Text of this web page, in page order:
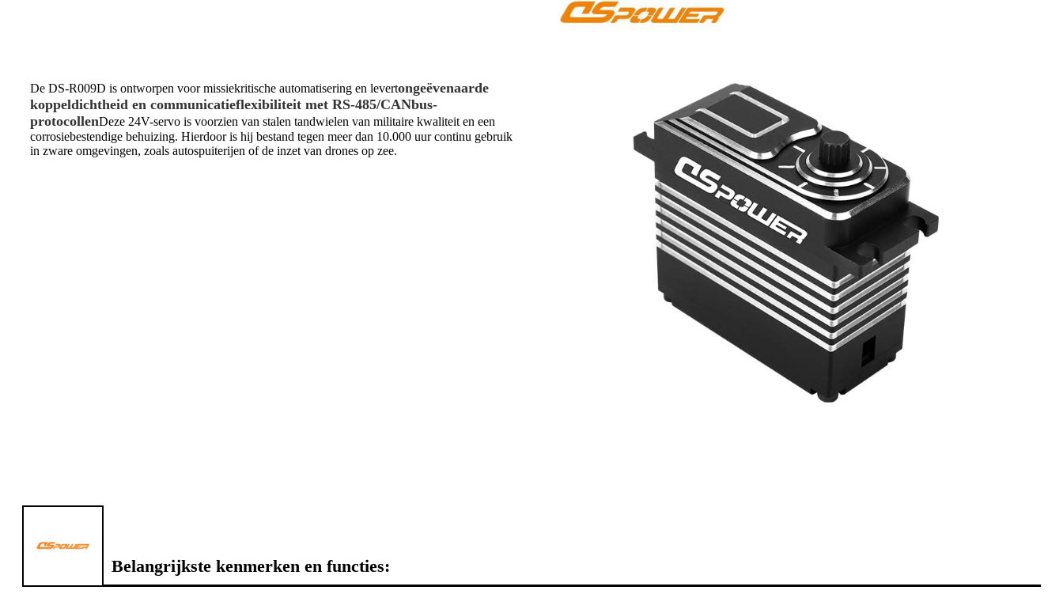
De DS-R009D is ontworpen voor missiekritische automatisering en levertongeëvenaarde
koppeldichtheid en communicatieflexibiliteit met RS-485/CANbus-
protocollenDeze 24V-servo is voorzien van stalen tandwielen van militaire kwaliteit en een
corrosiebestendige behuizing. Hierdoor is hij bestand tegen meer dan 10.000 uur continu gebruik
in zware omgevingen, zoals autospuiterijen of de inzet van drones op zee.
Belangrijkste kenmerken en functies: